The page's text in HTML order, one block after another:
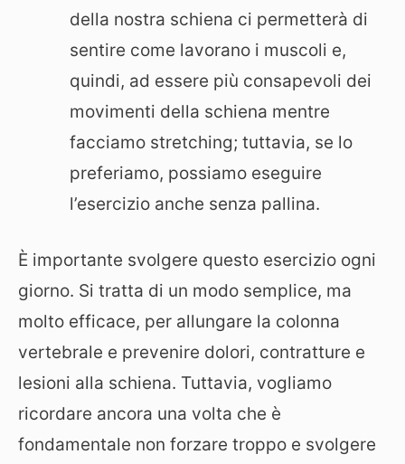
della nostra schiena ci permetterà di
sentire come lavorano i muscoli e,
quindi, ad essere più consapevoli dei
movimenti della schiena mentre
facciamo stretching; tuttavia, se lo
preferiamo, possiamo eseguire
l’esercizio anche senza pallina.
È importante svolgere questo esercizio ogni
giorno. Si tratta di un modo semplice, ma
molto efficace, per allungare la colonna
vertebrale e prevenire dolori, contratture e
lesioni alla schiena. Tuttavia, vogliamo
ricordare ancora una volta che è
fondamentale non forzare troppo e svolgere